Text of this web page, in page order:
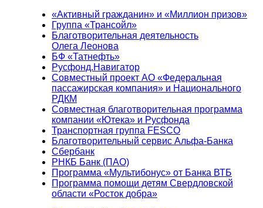
«Активный гражданин» и «Миллион призов»
Группа «Трансойл»
Благотворительная деятельность
Олега Леонова
БФ «Татнефть»
Русфонд.Навигатор
Совместный проект АО «Федеральная
пассажирская компания» и Национального
РДКМ
Совместная благотворительная программа
компании «Ютека» и Русфонда
Транспортная группа FESCO
Благотворительный сервис Альфа-Банка
Сбербанк
РНКБ Банк (ПАО)
Программа «Мультибонус» от Банка ВТБ
Программа помощи детям Свердловской
области «Росток добра»